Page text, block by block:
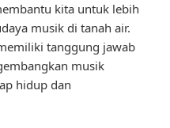
kita untuk lebih
musik di tanah air.
tanggung jawab
musik
hidup dan